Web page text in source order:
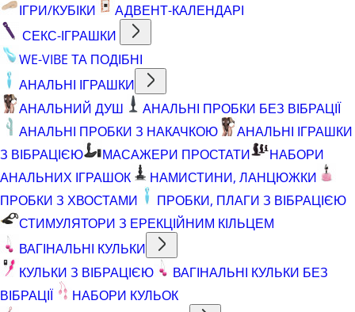
ІГРИ/КУБІКИ
АДВЕНТ-КАЛЕНДАРІ
СЕКС-ІГРАШКИ
WE-VIBE ТА ПОДІБНІ
АНАЛЬНІ ІГРАШКИ
АНАЛЬНИЙ ДУШ
АНАЛЬНІ ПРОБКИ БЕЗ ВІБРАЦІЇ
АНАЛЬНІ ПРОБКИ З НАКАЧКОЮ
АНАЛЬНІ ІГРАШКИ
З ВІБРАЦІЄЮ
МАСАЖЕРИ ПРОСТАТИ
НАБОРИ
АНАЛЬНИХ ІГРАШОК
НАМИСТИНИ, ЛАНЦЮЖКИ
ПРОБКИ З ХВОСТАМИ
ПРОБКИ, ПЛАГИ З ВІБРАЦІЄЮ
СТИМУЛЯТОРИ З ЕРЕКЦІЙНИМ КІЛЬЦЕМ
ВАГІНАЛЬНІ КУЛЬКИ
КУЛЬКИ З ВІБРАЦІЄЮ
ВАГІНАЛЬНІ КУЛЬКИ БЕЗ
ВІБРАЦІЇ
НАБОРИ КУЛЬОК